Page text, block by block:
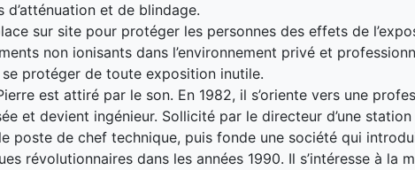
d’atténuation et de blindage.
sur site pour protéger les personnes des effets de
non ionisants dans l’environnement privé et
protéger de toute exposition inutile.
est attiré par le son. En 1982, il s’oriente vers une
et devient ingénieur. Sollicité par le directeur d’une
poste de chef technique, puis fonde une société qui
révolutionnaires dans les années 1990. Il s’intéresse à la